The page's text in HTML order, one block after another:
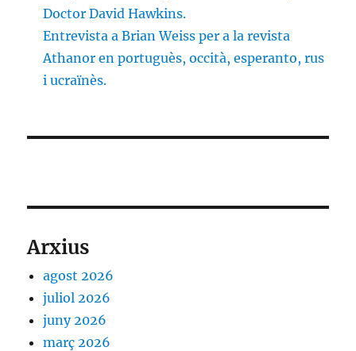
Doctor David Hawkins.
Entrevista a Brian Weiss per a la revista
Athanor en portuguès, occità, esperanto, rus
i ucraïnès.
Arxius
agost 2026
juliol 2026
juny 2026
març 2026